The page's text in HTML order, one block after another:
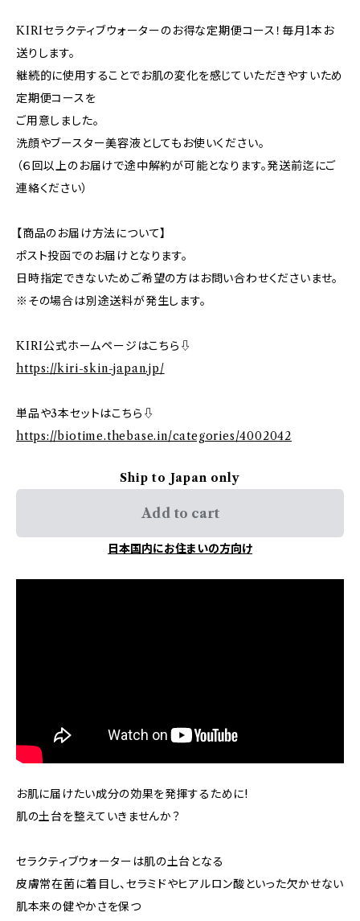
KIRIセラクティブウォーターのお得な定期便コース！毎月1本お
送りします。
継続的に使用することでお肌の変化を感じていただきやすいため
定期便コースを
ご用意しました。
洗顔やブースター美容液としてもお使いください。
（６回以上のお届けで途中解約が可能となります。発送前迄にご
連絡ください）
【商品のお届け方法について】
ポスト投函でのお届けとなります。
日時指定できないためご希望の方はお問い合わせくださいませ。
※その場合は別途送料が発生します。
KIRI公式ホームページはこちら⇩
https://kiri-skin-japan.jp/
単品や3本セットはこちら⇩
https://biotime.thebase.in/categories/4002042
Ship to Japan only
Add to cart
日本国内にお住まいの方向け
お肌に届けたい成分の効果を発揮するために!
肌の土台を整えていきませんか？
セラクティブウォーターは肌の土台となる
皮膚常在菌に着目し、セラミドやヒアルロン酸といった欠かせない
肌本来の健やかさを保つ